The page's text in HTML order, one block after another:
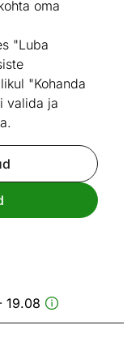
oma
"Luba
"Kohanda
valida ja
19.08